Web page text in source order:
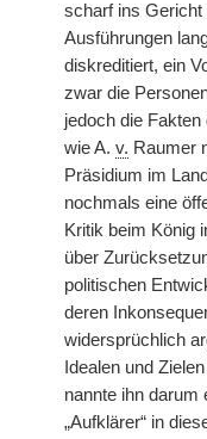
scharf ins Gericht
Ausführungen
diskreditiert, ein
zwar die
jedoch die
wie A. v. Raumer
Präsidium im
nochmals eine
Kritik beim König
über
politischen
deren
widersprüchlich
Idealen und
nannte ihn darum
„Aufklärer“ in